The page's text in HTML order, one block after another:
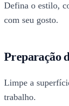
Defina o estilo,
com seu gosto.
Preparação
Limpe a
trabalho.